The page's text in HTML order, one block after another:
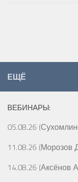
ЕЩЁ
ВЕБИНАРЫ:
05.08.26
11.08.26 (Морозов
14.08.26 (Аксёнов